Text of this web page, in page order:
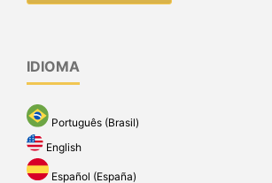
IDIOMA
Português (Brasil)
English
Español (España)